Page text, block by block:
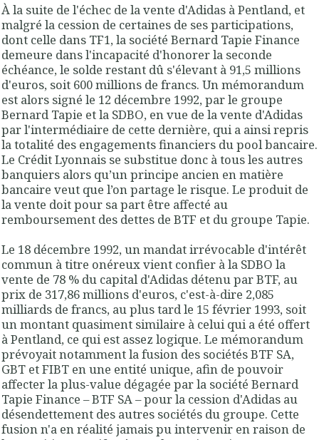
À la suite de l'échec de la vente d'Adidas à Pentland, et
malgré la cession de certaines de ses participations,
dont celle dans TF1,la société Bernard Tapie Finance
demeure dans l'incapacité d'honorer la seconde
échéance,le solde restant dû s'élevant à 91,5 millions
d'euros, soit 600 millions de francs. Un mémorandum
est alors signé le 12 décembre 1992, par le groupe
Bernard Tapie et la SDBO, en vue de la vente d'Adidas
par l'intermédiaire de cette dernière, qui a ainsi repris
la totalité des engagements financiers du pool bancaire.
Le Crédit Lyonnais se substitue donc à tous les autres
banquiers alors qu’un principe ancien en matière
bancaire veut que l’on partage le risque. Le produit de
la vente doit pour sa part être affecté au
remboursement des dettes de BTF et du groupe Tapie.
Le 18 décembre 1992,un mandat irrévocable d'intérêt
commun à titre onéreux vient confier à la SDBO la
vente de 78 % du capital d'Adidas détenu par BTF, au
prix de 317,86 millions d'euros, c'est-à-dire 2,085
milliards de francs, au plus tard le 15 février 1993, soit
un montant quasiment similaire à celui qui a été offert
à Pentland, ce qui est assez logique. Le mémorandum
prévoyait notamment la fusion des sociétés BTF SA,
GBT et FIBT en une entité unique, afin de pouvoir
affecter la plus-value dégagée par la société Bernard
Tapie Finance – BTF SA – pour la cession d'Adidas au
désendettement des autres sociétés du groupe. Cette
fusion n'a en réalité jamais pu intervenir en raison de